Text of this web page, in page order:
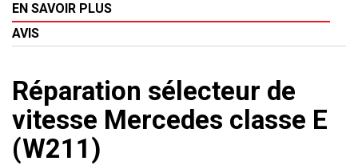
EN SAVOIR PLUS
AVIS
Réparation sélecteur de
vitesse Mercedes classe E
(W211)